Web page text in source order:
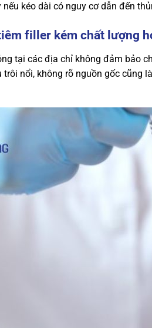
kéo dài có nguy cơ dẫn đến
filler kém chất lượng
tại các địa chỉ không đảm bảo
trôi nổi, không rõ nguồn gốc cũng